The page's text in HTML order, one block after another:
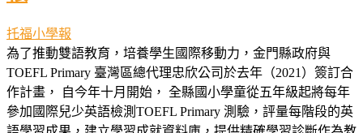
托福小學報
為了推動雙語教育，培養學生國際移動力，金門縣政府與
TOEFL Primary 臺灣區總代理忠欣公司於去年（2021）簽訂合
作計畫， 自今年十月開始， 全縣國小學童從五年級起將每年
參加國際兒少英語檢測TOEFL Primary 測驗，評量每階段的英